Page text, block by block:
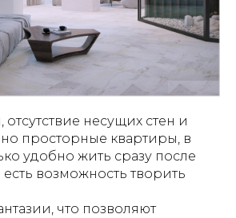
отсутствие несущих стен и
просторные квартиры, в
удобно жить сразу после
возможность творить
что позволяют